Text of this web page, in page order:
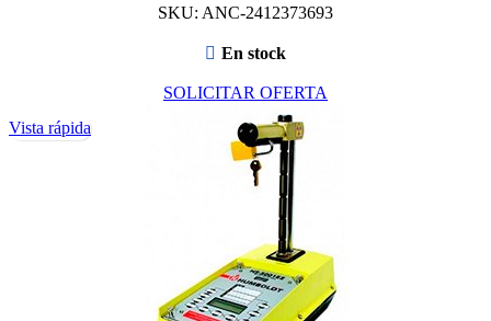
SKU: ANC-2412373693
En stock
SOLICITAR OFERTA
Vista rápida